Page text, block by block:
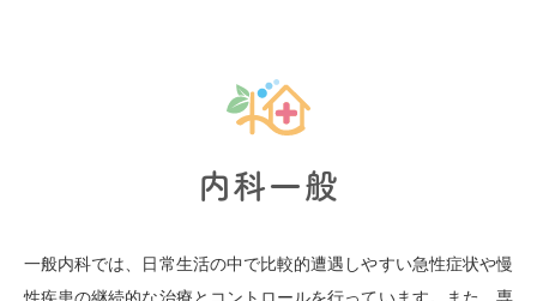
内科一般
一般内科では、日常生活の中で比較的遭遇しやすい急性症状や慢